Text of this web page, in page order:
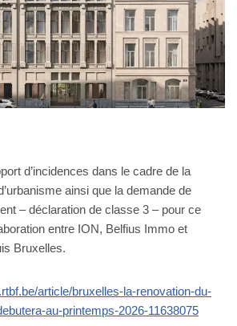
d’incidences dans le cadre de la
ainsi que la demande de
– déclaration de classe 3 – pour ce
entre ION, Belfius Immo et
Bruxelles.
article/bruxelles-la-renovation-du-
au-printemps-2026-11638075